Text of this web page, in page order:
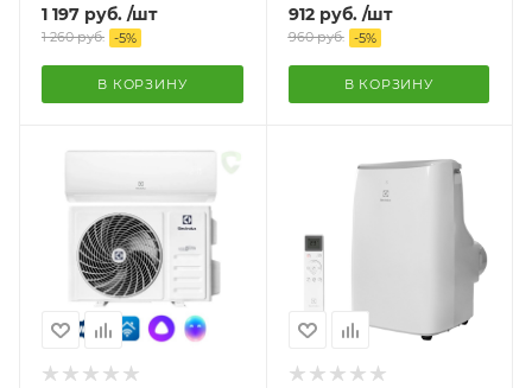
1 197 руб. /шт
1 260руб. -5%
В КОРЗИНУ
912руб. /шт
960руб. -5%
В КОРЗИНУ